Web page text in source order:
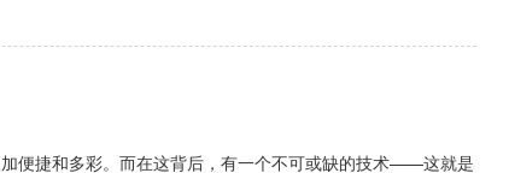
便捷和多彩。而在这背后，有一个不可或缺的技术——这就是